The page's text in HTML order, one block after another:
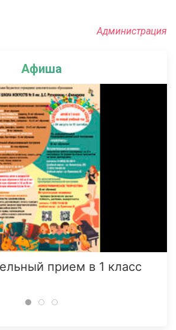
Афиша
прием в 1 класс
Администрация